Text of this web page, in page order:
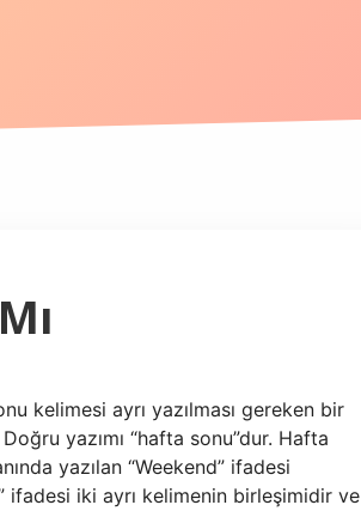
kelimesi ayrı yazılması gereken bir
yazımı “hafta sonu”dur. Hafta
yazılan “Weekend” ifadesi
ifadesi iki ayrı kelimenin birleşimidir ve